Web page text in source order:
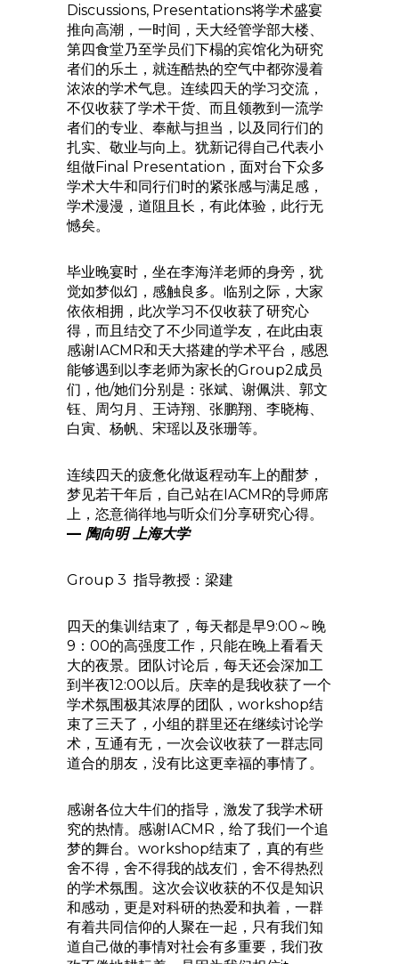
Discussions, Presentations将学术盛宴
推向高潮，一时间，天大经管学部大楼、
第四食堂乃至学员们下榻的宾馆化为研究
者们的乐土，就连酷热的空气中都弥漫着
浓浓的学术气息。连续四天的学习交流，
不仅收获了学术干货、而且领教到一流学
者们的专业、奉献与担当，以及同行们的
扎实、敬业与向上。犹新记得自己代表小
组做Final Presentation，面对台下众多
学术大牛和同行们时的紧张感与满足感，
学术漫漫，道阻且长，有此体验，此行无
憾矣。
毕业晚宴时，坐在李海洋老师的身旁，犹
觉如梦似幻，感触良多。临别之际，大家
依依相拥，此次学习不仅收获了研究心
得，而且结交了不少同道学友，在此由衷
感谢IACMR和天大搭建的学术平台，感恩
能够遇到以李老师为家长的Group2成员
们，他/她们分别是：张斌、谢佩洪、郭文
钰、周匀月、王诗翔、张鹏翔、李晓梅、
白寅、杨帆、宋瑶以及张珊等。
连续四天的疲惫化做返程动车上的酣梦，
梦见若干年后，自己站在IACMR的导师席
上，恣意徜徉地与听众们分享研究心得。
— 陶向明 上海大学
Group 3 指导教授：梁建
四天的集训结束了，每天都是早9:00～晚
9：00的高强度工作，只能在晚上看看天
大的夜景。团队讨论后，每天还会深加工
到半夜12:00以后。庆幸的是我收获了一个
学术氛围极其浓厚的团队，workshop结
束了三天了，小组的群里还在继续讨论学
术，互通有无，一次会议收获了一群志同
道合的朋友，没有比这更幸福的事情了。
感谢各位大牛们的指导，激发了我学术研
究的热情。感谢IACMR，给了我们一个追
梦的舞台。workshop结束了，真的有些
舍不得，舍不得我的战友们，舍不得热烈
的学术氛围。这次会议收获的不仅是知识
和感动，更是对科研的热爱和执着，一群
有着共同信仰的人聚在一起，只有我们知
道自己做的事情对社会有多重要，我们孜